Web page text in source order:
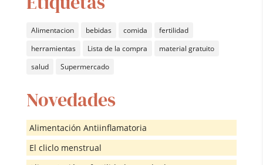
Alimentacion bebidas comida
fertilidad
herramientas
Lista de la compra
material gratuito
salud
Supermercado
Novedades
Alimentación Antiinflamatoria
El cliclo menstrual